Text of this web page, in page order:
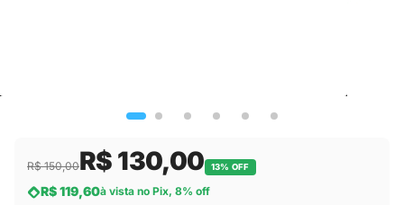
R$ 150,00R$ 130,00 13% OFF
R$ 119,60à vista no Pix, 8% off